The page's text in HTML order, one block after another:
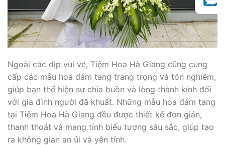
Ngoài các dịp vui vẻ, Tiệm Hoa Hà Giang cũng cung
cấp các mẫu hoa đám tang trang trọng và tôn nghiêm,
giúp bạn thể hiện sự chia buồn và lòng thành kính đối
với gia đình người đã khuất. Những mẫu hoa đám tang
tại Tiệm Hoa Hà Giang đều được thiết kế đơn giản,
thanh thoát và mang tính biểu tượng sâu sắc, giúp tạo
ra không gian an ủi và yên tĩnh.